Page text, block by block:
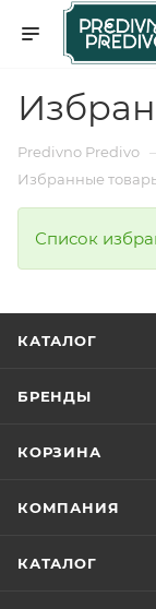
Predivno Predivo
Избранные
Список
КАТАЛОГ
БРЕНДЫ
КОРЗИНА
КОМПАНИЯ
КАТАЛОГ